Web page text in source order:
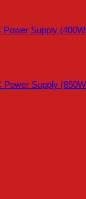
Supply
Supply